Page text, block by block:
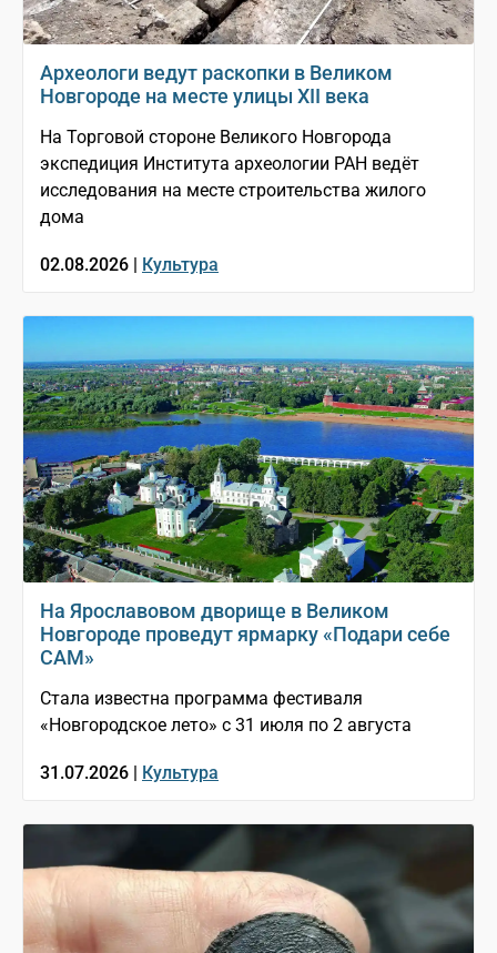
Археологи ведут раскопки в Великом
Новгороде на месте улицы XII века
На Торговой стороне Великого Новгорода
экспедиция Института археологии РАН ведёт
исследования на месте строительства жилого
дома
02.08.2026 | Культура
На Ярославовом дворище в Великом
Новгороде проведут ярмарку «Подари себе
САМ»
Стала известна программа фестиваля
«Новгородское лето» с 31 июля по 2 августа
31.07.2026 | Культура